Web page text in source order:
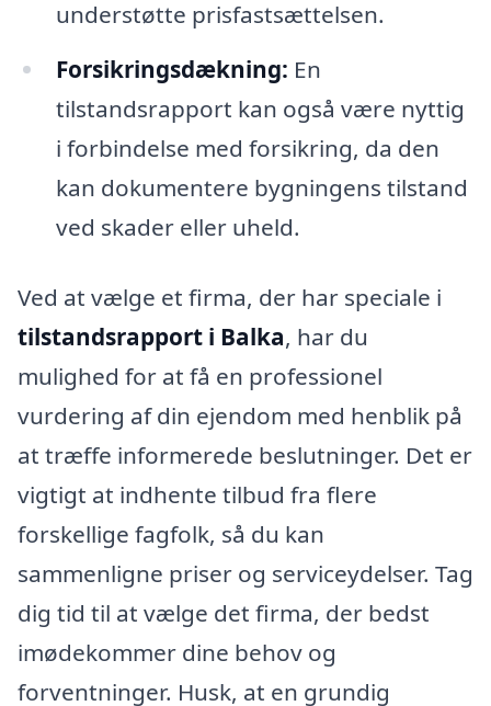
understøtte prisfastsættelsen.
Forsikringsdækning: En
tilstandsrapport kan også være nyttig
i forbindelse med forsikring, da den
kan dokumentere bygningens tilstand
ved skader eller uheld.
Ved at vælge et firma, der har speciale i
tilstandsrapport i Balka, har du
mulighed for at få en professionel
vurdering af din ejendom med henblik på
at træffe informerede beslutninger. Det er
vigtigt at indhente tilbud fra flere
forskellige fagfolk, så du kan
sammenligne priser og serviceydelser. Tag
dig tid til at vælge det firma, der bedst
imødekommer dine behov og
forventninger. Husk, at en grundig